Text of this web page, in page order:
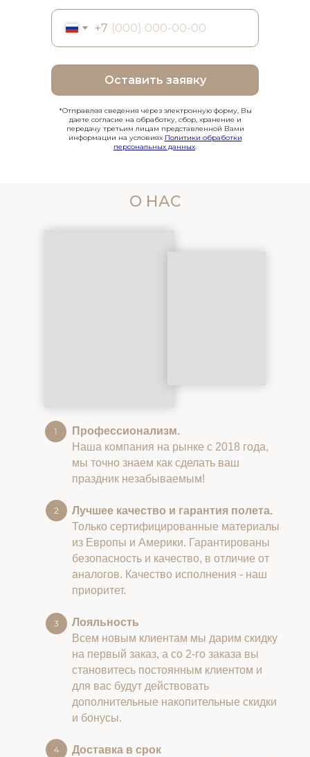
+7
Оставить заявку
*Отправляя сведения через электронную форму, Вы
даете согласие на обработку, сбор, хранение и
передачу третьим лицам представленной Вами
информации на условиях Политики обработки
персональных данных.
О НАС
Профессионализм.
Наша компания на рынке с 2018 года,
мы точно знаем как сделать ваш
праздник незабываемым!
Лучшее качество и гарантия полета.
Только сертифицированные материалы
из Европы и Америки. Гарантированы
безопасность и качество, в отличие от
аналогов. Качество исполнения - наш
приоритет.
Лояльность
Всем новым клиентам мы дарим скидку
на первый заказ, а со 2-го заказа вы
становитесь постоянным клиентом и
для вас будут действовать
дополнительные накопительные скидки
и бонусы.
Доставка в срок